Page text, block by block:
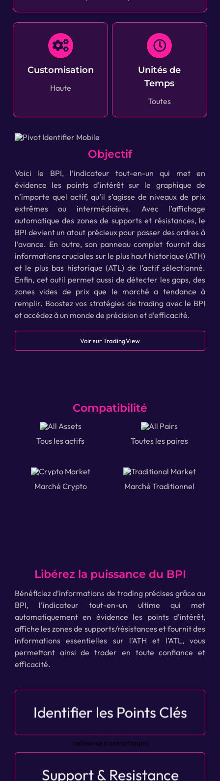
Customisation
Haute
Unités de
Temps
Toutes
Objectif
Voici le BPI, l’indicateur tout-en-un qui met en
évidence les points d’intérêt sur le graphique de
n’importe quel actif, qu’il s’agisse de niveaux de prix
extrêmes ou intermédiaires. Avec l’affichage
automatique des zones de supports et résistances, le
BPI devient un atout précieux pour passer des ordres à
l’avance. En outre, son panneau complet fournit des
informations cruciales sur le plus haut historique (ATH)
et le plus bas historique (ATL) de l’actif sélectionné.
Enfin, cet outil permet aussi de détecter les gaps, des
zones vides de prix que le marché a tendance à
remplir. Boostez vos stratégies de trading avec le BPI
et accédez à un monde de précision et d’efficacité.
Voir sur TradingView
Compatibilité
Tous les actifs Toutes les paires
Marché Crypto Marché Traditionnel
Libérez la puissance du BPI
Bénéficiez d’informations de trading précises grâce au
BPI, l’indicateur tout-en-un ultime qui met
automatiquement en évidence les points d’intérêt,
affiche les zones de supports/résistances et fournit des
informations essentielles sur l’ATH et l’ATL, vous
permettant ainsi de trader en toute confiance et
efficacité.
Identifier les Points Clés
Mise en évidence des points d’intérêt clés sur le
importantes à surveiller.
Support & Resistance
Affinez vos stratégies de trading grâce à